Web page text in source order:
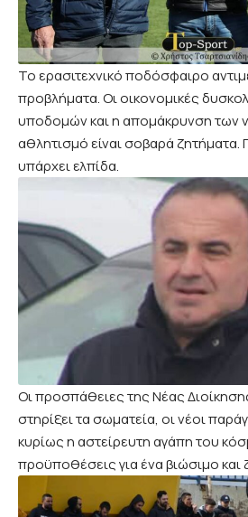
Το ερασιτεχνικό ποδόσφαιρο
προβλήματα. Οι οικονομικές
υποδομών και η απομάκρυνση των
αθλητισμό είναι σοβαρά ζητήματα.
υπάρχει ελπίδα.
Οι προσπάθειες της Νέας
στηρίξει τα σωματεία, οι νέοι
κυρίως η αστείρευτη αγάπη του
προϋποθέσεις για ένα βιώσιμο και